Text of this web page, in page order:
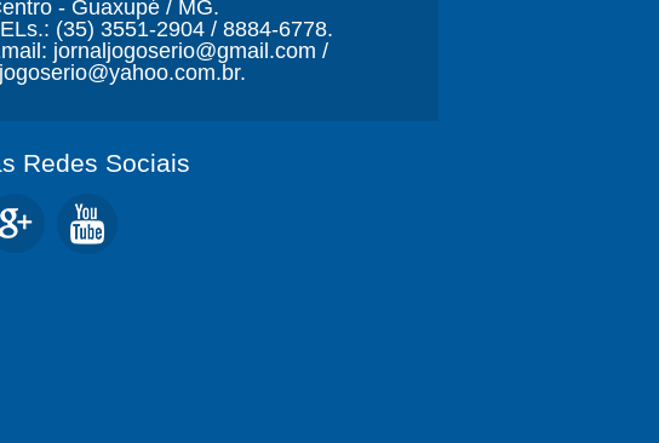
- Guaxupé / MG.
(35) 3551-2904 / 8884-6778.
jornaljogoserio@gmail.com /
Redes Sociais